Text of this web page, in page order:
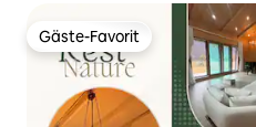
Gäste-Favorit
Gäste-Favorit